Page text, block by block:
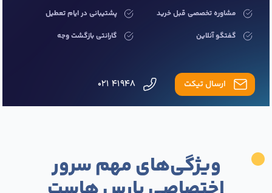
مشاوره تخصصی قبل خرید
پشتیبانی در ایام تعطیل
گفتگو آنلاین
گارانتی بازگشت وجه
ارسال تیکت
ویژگی‌های مهم سرور